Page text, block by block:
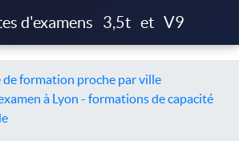
d'examens 3,5t et V9
de formation proche par ville
à Lyon - formations de capacité